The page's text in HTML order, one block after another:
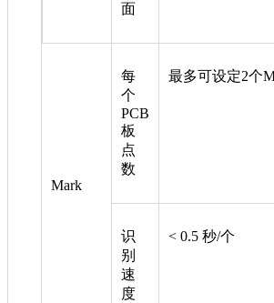
面
Mark
每
个
PCB
板
点
数
最多可设定2个
识
别
速
度
< 0.5 秒/个